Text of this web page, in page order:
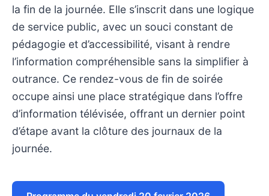
la fin de la journée. Elle s’inscrit dans une logique
de service public, avec un souci constant de
pédagogie et d’accessibilité, visant à rendre
l’information compréhensible sans la simplifier à
outrance. Ce rendez-vous de fin de soirée
occupe ainsi une place stratégique dans l’offre
d’information télévisée, offrant un dernier point
d’étape avant la clôture des journaux de la
journée.